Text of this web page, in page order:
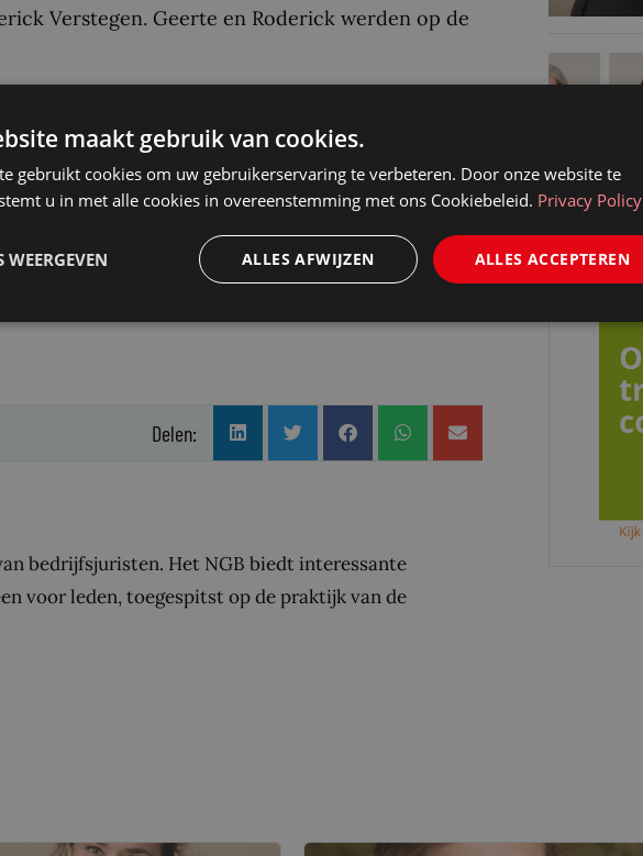
Verstegen. Geerte en Roderick werden op de
Manager Legal bij Makro, en Rik Aertsen,
binnen het NGB geen onbekenden. Dorien zat in
vertraging, het schitterende lustrumcongres
het initiatief Jurist doet WAT en voorzitter van
van Suzanne Drion en Yolande van Houte.
Delen:
bedrijfsjuristen. Het NGB biedt interessante
voor leden, toegespitst op de praktijk van de
maakt gebruik van cookies.
gebruikt cookies om uw gebruikerservaring te verbeteren. Door onze website te
u in met alle cookies in overeenstemming met ons Cookiebeleid. Privacy Policy
ALLES ACCEPTEREN
ALLES AFWIJZEN
WEERGEVEN